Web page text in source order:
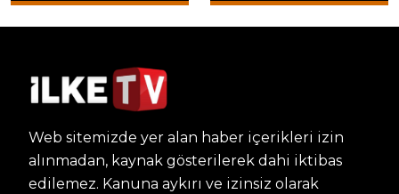
Web sitemizde yer alan haber içerikleri izin
alınmadan, kaynak gösterilerek dahi iktibas
edilemez. Kanuna aykırı ve izinsiz olarak